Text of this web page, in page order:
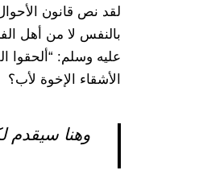
بالنفس لا من أهل
عليه وسلم: “ألحقوا
الأشقاء الإخوة لأب؟
وهنا سيقدم